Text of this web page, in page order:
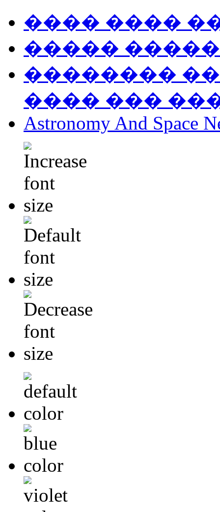
���� ����
�����
��������
���� ���
Astronomy And Space